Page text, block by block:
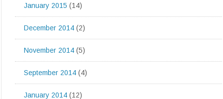
January 2015 (14)
December 2014 (2)
November 2014 (5)
September 2014 (4)
January 2014 (12)